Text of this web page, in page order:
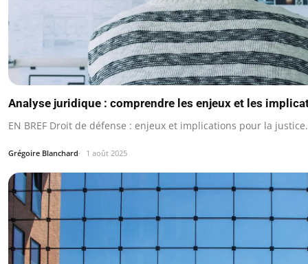
Analyse juridique : comprendre les enjeux et les
EN BREF Droit de défense : enjeux et implications pour la justice.
Grégoire Blanchard 1 août 2025